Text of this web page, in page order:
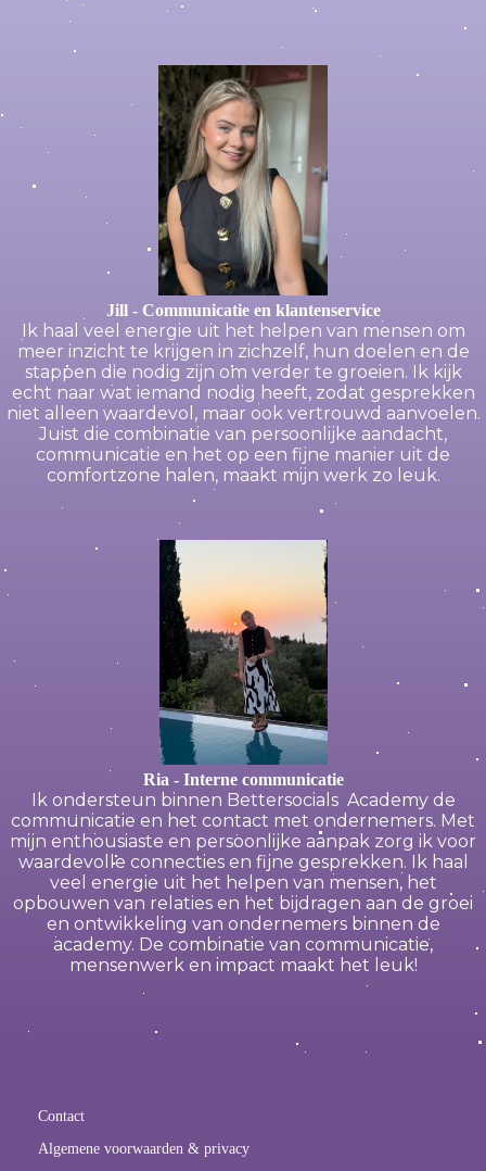
Jill - Communicatie en klantenservice
Ik haal veel energie uit het helpen van mensen om
meer inzicht te krijgen in zichzelf, hun doelen en de
stappen die nodig zijn om verder te groeien. Ik kijk
echt naar wat iemand nodig heeft, zodat gesprekken
niet alleen waardevol, maar ook vertrouwd aanvoelen.
Juist die combinatie van persoonlijke aandacht,
communicatie en het op een fijne manier uit de
comfortzone halen, maakt mijn werk zo leuk.
Ria - Interne communicatie
Ik ondersteun binnen Bettersocials Academy de
communicatie en het contact met ondernemers. Met
mijn enthousiaste en persoonlijke aanpak zorg ik voor
waardevolle connecties en fijne gesprekken. Ik haal
veel energie uit het helpen van mensen, het
opbouwen van relaties en het bijdragen aan de groei
en ontwikkeling van ondernemers binnen de
academy. De combinatie van communicatie,
mensenwerk en impact maakt het leuk!
Contact
Algemene voorwaarden & privacy